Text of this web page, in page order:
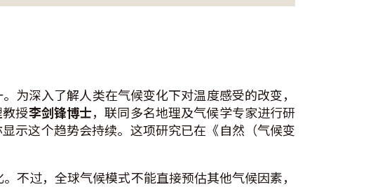
为深入了解人类在气候变化下对温度感受的改变，
授李剑锋博士，联同多名地理及气候学专家进行研
示这个趋势会持续。这项研究已在《自然（气候变
不过，全球气候模式不能直接预估其他气候因素，